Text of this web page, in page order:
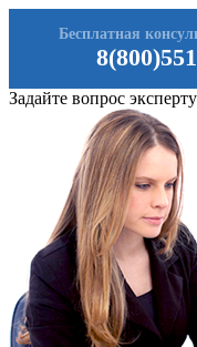
Бесплатная
Задайте вопрос